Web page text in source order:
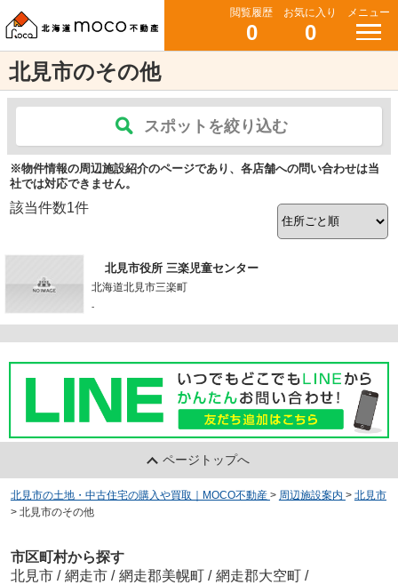
閲覧履歴
0
お気に入り
0
メニュー
北見市のその他
スポットを絞り込む
※物件情報の周辺施設紹介のページであり、各店舗への問い合わせは当
社では対応できません。
該当件数1件
北見市役所 三楽児童センター
北海道北見市三楽町
-
ページトップへ
北見市の土地・中古住宅の購入や買取｜MOCO不動産 > 周辺施設案内 > 北見市
> 北見市のその他
市区町村から探す
北見市 / 網走市 / 網走郡美幌町 / 網走郡大空町 /